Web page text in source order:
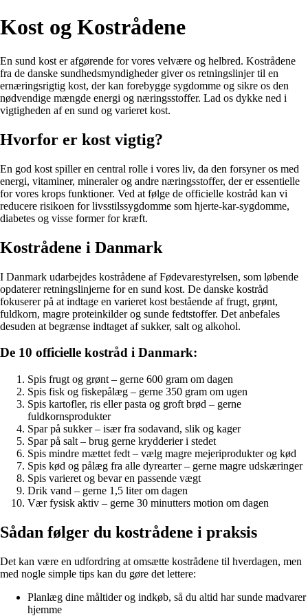
Kost og Kostrådene
En sund kost er afgørende for vores velvære og helbred. Kostrådene
fra de danske sundhedsmyndigheder giver os retningslinjer til en
ernæringsrigtig kost, der kan forebygge sygdomme og sikre os den
nødvendige mængde energi og næringsstoffer. Lad os dykke ned i
vigtigheden af en sund og varieret kost.
Hvorfor er kost vigtig?
En god kost spiller en central rolle i vores liv, da den forsyner os med
energi, vitaminer, mineraler og andre næringsstoffer, der er essentielle
for vores krops funktioner. Ved at følge de officielle kostråd kan vi
reducere risikoen for livsstilssygdomme som hjerte-kar-sygdomme,
diabetes og visse former for kræft.
Kostrådene i Danmark
I Danmark udarbejdes kostrådene af Fødevarestyrelsen, som løbende
opdaterer retningslinjerne for en sund kost. De danske kostråd
fokuserer på at indtage en varieret kost bestående af frugt, grønt,
fuldkorn, magre proteinkilder og sunde fedtstoffer. Det anbefales
desuden at begrænse indtaget af sukker, salt og alkohol.
De 10 officielle kostråd i Danmark:
Spis frugt og grønt – gerne 600 gram om dagen
Spis fisk og fiskepålæg – gerne 350 gram om ugen
Spis kartofler, ris eller pasta og groft brød – gerne
fuldkornsprodukter
Spar på sukker – især fra sodavand, slik og kager
Spar på salt – brug gerne krydderier i stedet
Spis mindre mættet fedt – vælg magre mejeriprodukter og kød
Spis kød og pålæg fra alle dyrearter – gerne magre udskæringer
Spis varieret og bevar en passende vægt
Drik vand – gerne 1,5 liter om dagen
Vær fysisk aktiv – gerne 30 minutters motion om dagen
Sådan følger du kostrådene i praksis
Det kan være en udfordring at omsætte kostrådene til hverdagen, men
med nogle simple tips kan du gøre det lettere:
Planlæg dine måltider og indkøb, så du altid har sunde madvarer
hjemme